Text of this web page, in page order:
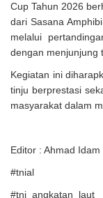
Cup Tahun 2026
dari Sasana
melalui
dengan menjunjung
Kegiatan ini
tinju berprestasi
masyarakat dalam
Editor : Ahmad Idam
#tnial
#tni_angkatan_laut